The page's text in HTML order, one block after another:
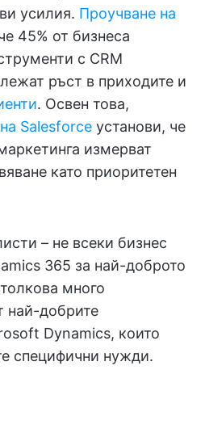
усилия. Проучване на
45% от бизнеса
с CRM
ръст в приходите и
. Освен това,
Salesforce установи, че
измерват
като приоритетен
– не всеки бизнес
365 за най-доброто
много
най-добрите
Dynamics, които
специфични нужди.